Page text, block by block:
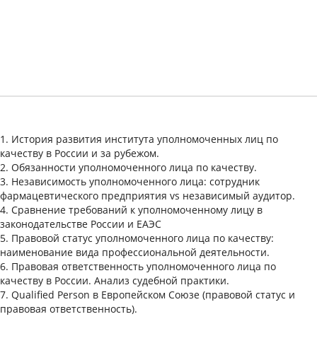
1. История развития института уполномоченных лиц по
качеству в России и за рубежом.
2. Обязанности уполномоченного лица по качеству.
3. Независимость уполномоченного лица: сотрудник
фармацевтического предприятия vs независимый аудитор.
4. Сравнение требований к уполномоченному лицу в
законодательстве России и ЕАЭС
5. Правовой статус уполномоченного лица по качеству:
наименование вида профессиональной деятельности.
6. Правовая ответственность уполномоченного лица по
качеству в России. Анализ судебной практики.
7. Qualified Person в Европейском Союзе (правовой статус и
правовая ответственность).